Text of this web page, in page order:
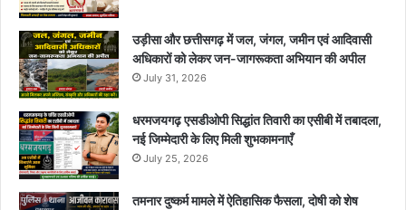
उड़ीसा और छत्तीसगढ़ में जल, जंगल, जमीन एवं आदिवासी
अधिकारों को लेकर जन-जागरूकता अभियान की अपील
July 31, 2026
धरमजयगढ़ एसडीओपी सिद्धांत तिवारी का एसीबी में तबादला,
नई जिम्मेदारी के लिए मिली शुभकामनाएँ
July 25, 2026
तमनार दुष्कर्म मामले में ऐतिहासिक फैसला, दोषी को शेष